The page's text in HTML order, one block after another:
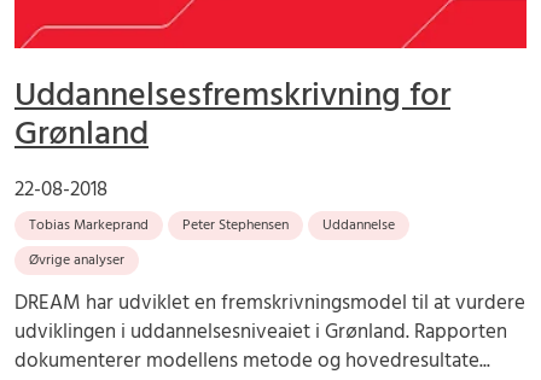
Uddannelsesfremskrivning for
Grønland
22-08-2018
Tobias Markeprand Peter Stephensen
Uddannelse
Øvrige analyser
DREAM har udviklet en fremskrivningsmodel til at vurdere
udviklingen i uddannelsesniveaiet i Grønland. Rapporten
dokumenterer modellens metode og hovedresultate...